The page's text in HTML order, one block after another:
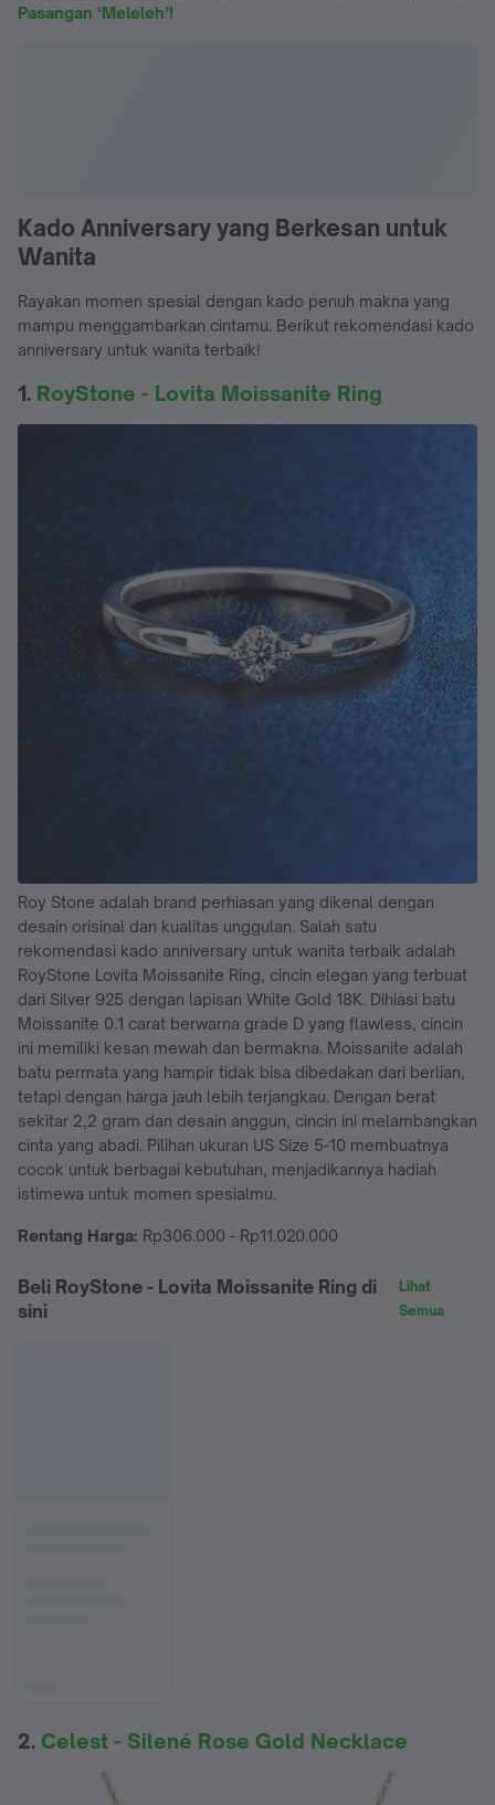
Pasangan ‘Meleleh’!
Kado Anniversary yang Berkesan untuk
Wanita
Rayakan momen spesial dengan kado penuh makna yang
mampu menggambarkan cintamu. Berikut rekomendasi kado
anniversary untuk wanita terbaik!
1. RoyStone - Lovita Moissanite Ring
Roy Stone adalah brand perhiasan yang dikenal dengan
desain orisinal dan kualitas unggulan. Salah satu
rekomendasi kado anniversary untuk wanita terbaik adalah
RoyStone Lovita Moissanite Ring, cincin elegan yang terbuat
dari Silver 925 dengan lapisan White Gold 18K. Dihiasi batu
Moissanite 0.1 carat berwarna grade D yang flawless, cincin
ini memiliki kesan mewah dan bermakna. Moissanite adalah
batu permata yang hampir tidak bisa dibedakan dari berlian,
tetapi dengan harga jauh lebih terjangkau. Dengan berat
sekitar 2,2 gram dan desain anggun, cincin ini melambangkan
cinta yang abadi. Pilihan ukuran US Size 5-10 membuatnya
cocok untuk berbagai kebutuhan, menjadikannya hadiah
istimewa untuk momen spesialmu.
Rentang Harga: Rp306.000 - Rp11.020.000
Beli RoyStone - Lovita Moissanite Ring di
sini
Lihat
Semua
2. Celest - Silené Rose Gold Necklace